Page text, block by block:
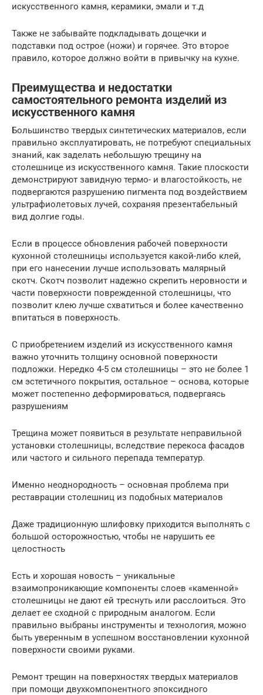
искусственного камня, керамики, эмали и т.д
Также не забывайте подкладывать дощечки и
подставки под острое (ножи) и горячее. Это второе
правило, которое должно войти в привычку на кухне.
Преимущества и недостатки
самостоятельного ремонта изделий из
искусственного камня
Большинство твердых синтетических материалов, если
правильно эксплуатировать, не потребуют специальных
знаний, как заделать небольшую трещину на
столешнице из искусственного камня. Такие плоскости
демонстрируют завидную термо- и влагостойкость, не
подвергаются разрушению пигмента под воздействием
ультрафиолетовых лучей, сохраняя презентабельный
вид долгие годы.
Если в процессе обновления рабочей поверхности
кухонной столешницы используется какой-либо клей,
при его нанесении лучше использовать малярный
скотч. Скотч позволит надежно скрепить неровности и
части поверхности поврежденной столешницы, что
позволит клею лучше схватиться и более качественно
впитаться в поверхность.
С приобретением изделий из искусственного камня
важно уточнить толщину основной поверхности
подложки. Нередко 4-5 см столешницы – это не более 1
см эстетичного покрытия, остальное – основа, которые
может постепенно деформироваться, подвергаясь
разрушениям
Трещина может появиться в результате неправильной
установки столешницы, вследствие перекоса фасадов
или частого и сильного перепада температур.
Именно неоднородность – основная проблема при
реставрации столешниц из подобных материалов
Даже традиционную шлифовку приходится выполнять с
большой осторожностью, чтобы не нарушить ее
целостность
Есть и хорошая новость – уникальные
взаимопроникающие компоненты слоев «каменной»
столешницы не дают ей треснуть или расслоиться. Это
делает ее сходной с природным аналогом. Если
правильно выбраны инструменты и технология, можно
быть уверенным в успешном восстановлении кухонной
поверхности своими руками.
Ремонт трещин на поверхностях твердых материалов
при помощи двухкомпонентного эпоксидного